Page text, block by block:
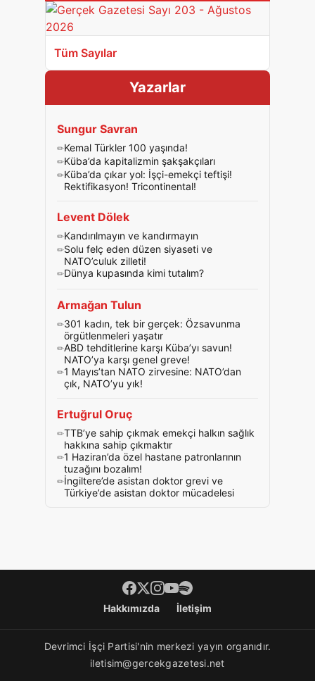
Tüm Sayılar
Yazarlar
Sungur Savran
Kemal Türkler 100 yaşında!
Küba’da kapitalizmin şakşakçıları
Küba’da çıkar yol: İşçi-emekçi teftişi!
Rektifikasyon! Tricontinental!
Levent Dölek
Kandırılmayın ve kandırmayın
Solu felç eden düzen siyaseti ve
NATO’culuk zilleti!
Dünya kupasında kimi tutalım?
Armağan Tulun
301 kadın, tek bir gerçek: Özsavunma
örgütlenmeleri yaşatır
ABD tehditlerine karşı Küba’yı savun!
NATO’ya karşı genel greve!
1 Mayıs’tan NATO zirvesine: NATO’dan
çık, NATO’yu yık!
Ertuğrul Oruç
TTB’ye sahip çıkmak emekçi halkın sağlık
hakkına sahip çıkmaktır
1 Haziran’da özel hastane patronlarının
tuzağını bozalım!
İngiltere’de asistan doktor grevi ve
Türkiye’de asistan doktor mücadelesi
Footer menüHakkımızda İletişim
Devrimci İşçi Partisi'nin merkezi yayın organıdır.
iletisim@gercekgazetesi.net